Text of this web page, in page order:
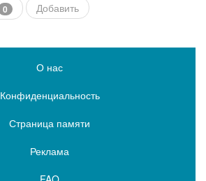
0 Добавить
О нас
Конфиденциальность
Страница памяти
Реклама